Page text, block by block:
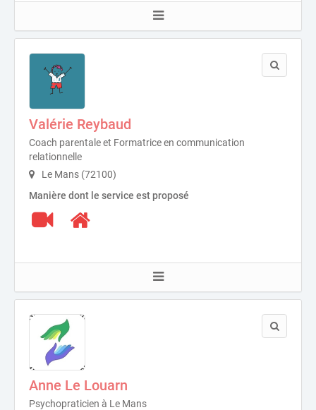
Valérie Reybaud
Coach parentale et Formatrice en communication
relationnelle
Le Mans (72100)
Manière dont le service est proposé
Anne Le Louarn
Psychopraticien à Le Mans